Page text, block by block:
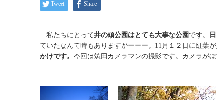
Tweet Share
私たちにとって井の頭公園はとても大事な公園 です。
ていたなんて時もありますがーーー。11月１２日に紅葉
かけです。 今回は筑田カメラマンの撮影です。カメラが